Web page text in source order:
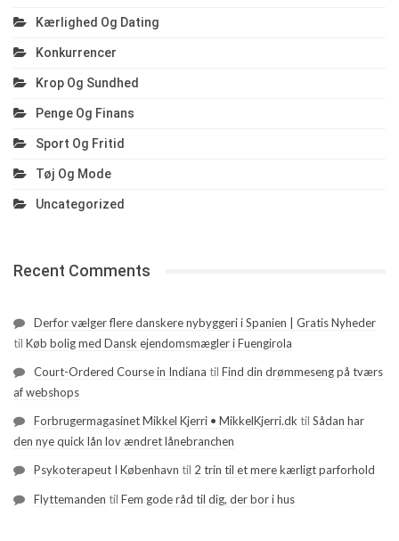
Kærlighed Og Dating
Konkurrencer
Krop Og Sundhed
Penge Og Finans
Sport Og Fritid
Tøj Og Mode
Uncategorized
Recent Comments
Derfor vælger flere danskere nybyggeri i Spanien | Gratis Nyheder
til Køb bolig med Dansk ejendomsmægler i Fuengirola
Court-Ordered Course in Indiana til Find din drømmeseng på tværs
af webshops
Forbrugermagasinet Mikkel Kjerri • MikkelKjerri.dk til Sådan har
den nye quick lån lov ændret lånebranchen
Psykoterapeut I København til 2 trin til et mere kærligt parforhold
Flyttemanden til Fem gode råd til dig, der bor i hus